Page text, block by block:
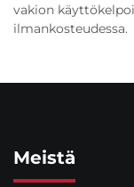
vakion
ilmankosteudessa.
Meistä